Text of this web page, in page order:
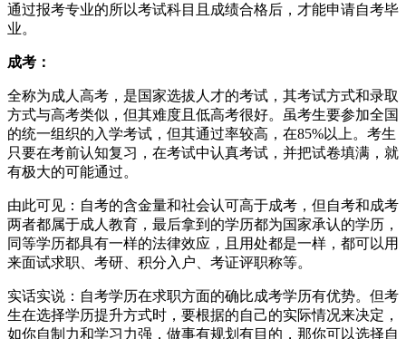
通过报考专业的所以考试科目且成绩合格后，才能申请自考毕
业。
成考：
全称为成人高考，是国家选拔人才的考试，其考试方式和录取
方式与高考类似，但其难度且低高考很好。虽考生要参加全国
的统一组织的入学考试，但其通过率较高，在85%以上。考生
只要在考前认知复习，在考试中认真考试，并把试卷填满，就
有极大的可能通过。
由此可见：自考的含金量和社会认可高于成考，但自考和成考
两者都属于成人教育，最后拿到的学历都为国家承认的学历，
同等学历都具有一样的法律效应，且用处都是一样，都可以用
来面试求职、考研、积分入户、考证评职称等。
实话实说：自考学历在求职方面的确比成考学历有优势。但考
生在选择学历提升方式时，要根据的自己的实际情况来决定，
如你自制力和学习力强，做事有规划有目的，那你可以选择自